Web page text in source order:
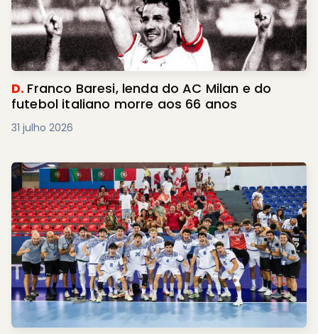
D. Franco Baresi, lenda do AC Milan e do
futebol italiano morre aos 66 anos
31 julho 2026